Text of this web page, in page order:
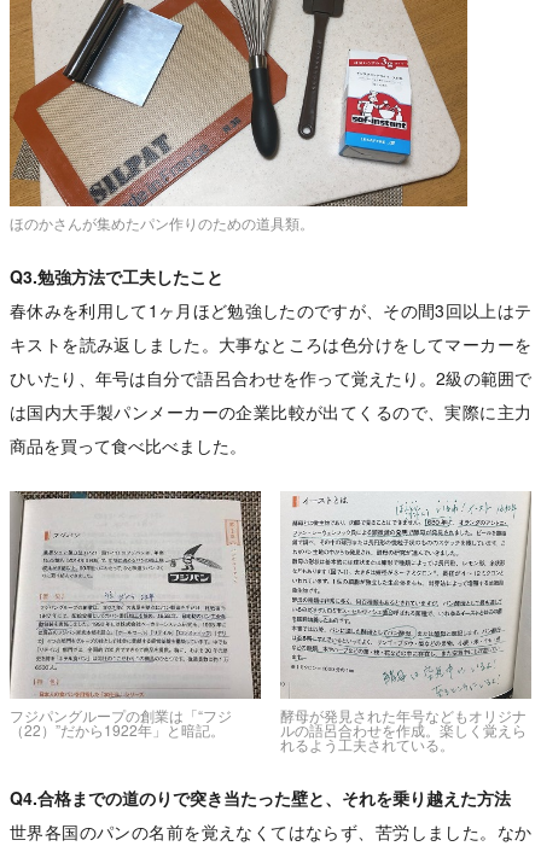
ほのかさんが集めたパン作りのための道具類。
Q3.勉強方法で工夫したこと
春休みを利用して1ヶ月ほど勉強したのですが、その間3回以上はテ
キストを読み返しました。大事なところは色分けをしてマーカーを
ひいたり、年号は自分で語呂合わせを作って覚えたり。2級の範囲で
は国内大手製パンメーカーの企業比較が出てくるので、実際に主力
商品を買って食べ比べました。
フジパングループの創業は「“フジ
（22）”だから1922年」と暗記。
酵母が発見された年号などもオリジナ
ルの語呂合わせを作成。楽しく覚えら
れるよう工夫されている。
Q4.合格までの道のりで突き当たった壁と、それを乗り越えた方法
世界各国のパンの名前を覚えなくてはならず、苦労しました。なか